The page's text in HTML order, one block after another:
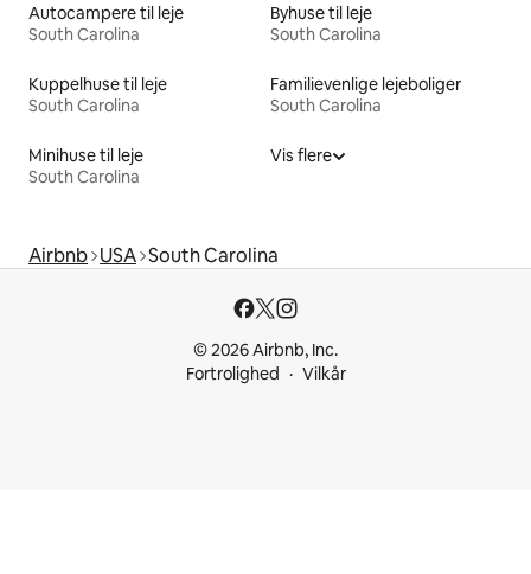
Autocampere til leje
South Carolina
Byhuse til leje
South Carolina
Kuppelhuse til leje
South Carolina
Familievenlige lejeboliger
South Carolina
Minihuse til leje
South Carolina
Vis flere
Airbnb USA South Carolina
© 2026 Airbnb, Inc.
Fortrolighed
Vilkår